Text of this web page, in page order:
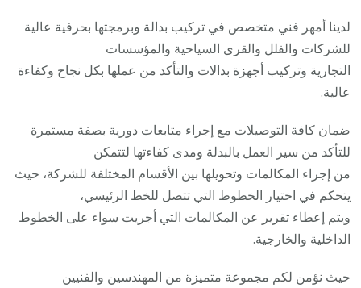
لدينا أمهر فني متخصص في تركيب بدالة وبرمجتها بحرفية عالية
للشركات والفلل والقرى السياحية والمؤسسات
التجارية وتركيب أجهزة بدالات والتأكد من عملها بكل نجاح وكفاءة
عالية.
ضمان كافة التوصيلات مع إجراء متابعات دورية بصفة مستمرة
للتأكد من سير العمل بالبدلة ومدى كفاءتها لتتمكن
من إجراء المكالمات وتحويلها بين الأقسام المختلفة للشركة، حيث
يتحكم في اختيار الخطوط التي تتصل للخط الرئيسي،
ويتم إعطاء تقرير عن المكالمات التي أجريت سواء على الخطوط
الداخلية والخارجية.
حيث نؤمن لكم مجموعة متميزة من المهندسين والفنيين